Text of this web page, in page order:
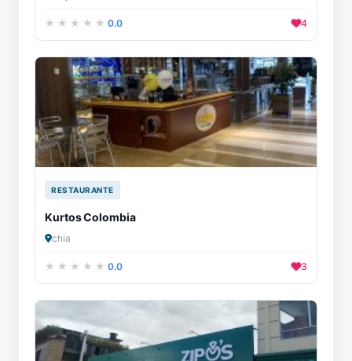
0.0 4
RESTAURANTE
Kurtos Colombia
chia
0.0 3